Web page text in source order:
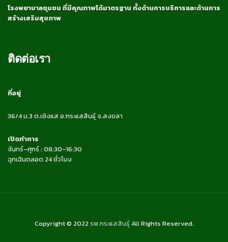
โรงพยาบาลชุมชน ที่มีคุณภาพได้มาตรฐาน ทั้งด้านการบริการและด้านการ
สร้างเสริมสุขภาพ
ติดต่อเรา
ที่อยู่
36/4 ม.3 ต.เชิงแส อ.กระแสสินธุ์ จ.สงขลา
เปิดทำการ
จันทร์–ศุกร์ : 08:30–16:30
ฉุกเฉินตลอด 24 ชั่วโมง
Copyright © 2022รพ.กระแสสินธุ์All Rights Reserved.